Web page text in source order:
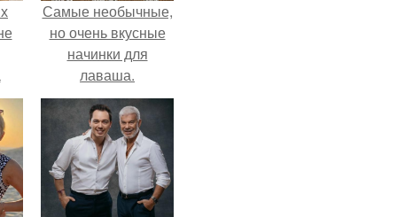
Самые необычные,
но очень вкусные
начинки для
лаваша.